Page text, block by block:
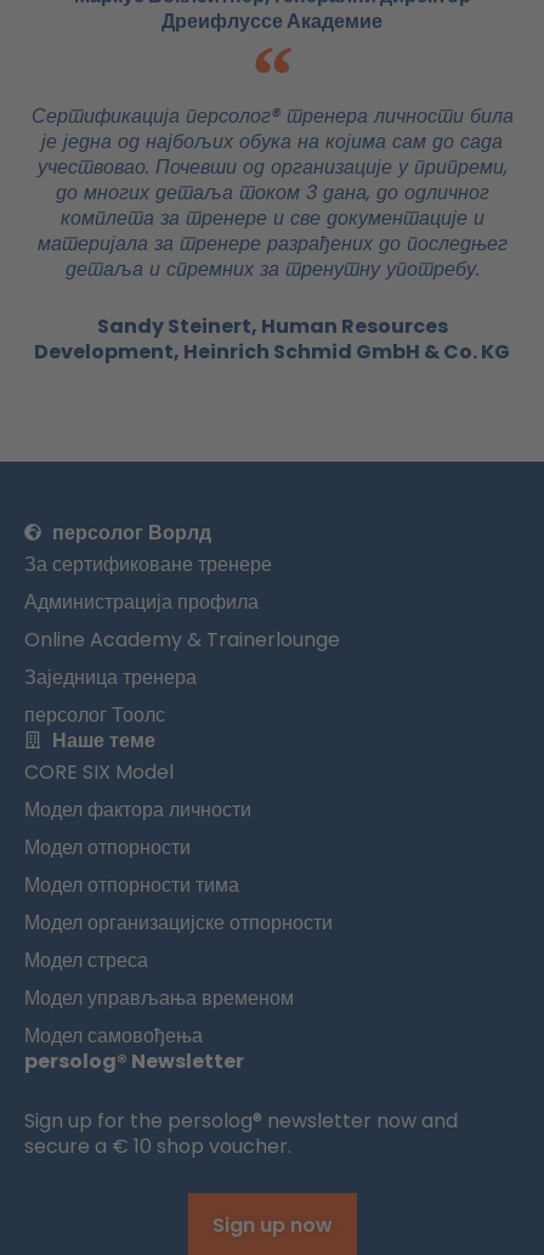
Дреифлуссе Академие
Сертификација персолог® тренера личности била
је једна од најбољих обука на којима сам до сада
учествовао. Почевши од организације у припреми,
до многих детаља током 3 дана, до одличног
комплета за тренере и све документације и
материјала за тренере разрађених до последњег
детаља и спремних за тренутну употребу.
Sandy Steinert, Human Resources
Development, Heinrich Schmid GmbH & Co. KG
персолог Ворлд
За сертификоване тренере
Администрација профила
Online Academy & Trainerlounge
Заједница тренера
персолог Тоолс
Наше теме
CORE SIX Model
Модел фактора личности
Модел отпорности
Модел отпорности тима
Модел организацијске отпорности
Модел стреса
Модел управљања временом
Модел самовођења
persolog® Newsletter
Sign up for the persolog® newsletter now and
secure a € 10 shop voucher.
Sign up now